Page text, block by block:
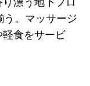
漂う地下フロ
う。マッサージ
食をサービ